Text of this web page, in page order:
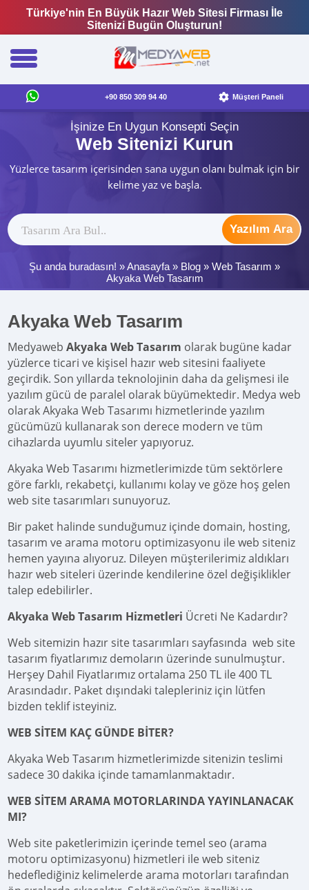
Türkiye'nin En Büyük Hazır Web Sitesi Firması İle
Sitenizi Bugün Oluşturun!
+90 850 309 94 40 Müşteri Paneli
İşinize En Uygun Konsepti Seçin
Web Sitenizi Kurun
Yüzlerce tasarım içerisinden sana uygun olanı bulmak için bir
kelime yaz ve başla.
Yazılım Ara
Şu anda buradasın! »Anasayfa » Blog » Web Tasarım »
Akyaka Web Tasarım
Akyaka Web Tasarım
MedyawebAkyaka Web Tasarım olarak bugüne kadar
yüzlerce ticari ve kişisel hazır web sitesini faaliyete
geçirdik. Son yıllarda teknolojinin daha da gelişmesi ile
yazılım gücü de paralel olarak büyümektedir. Medya web
olarak Akyaka Web Tasarımı hizmetlerinde yazılım
gücümüzü kullanarak son derece modern ve tüm
cihazlarda uyumlu siteler yapıyoruz.
Akyaka Web Tasarımı hizmetlerimizde tüm sektörlere
göre farklı, rekabetçi, kullanımı kolay ve göze hoş gelen
web site tasarımları sunuyoruz.
Bir paket halinde sunduğumuz içinde domain, hosting,
tasarım ve arama motoru optimizasyonu ile web siteniz
hemen yayına alıyoruz. Dileyen müşterilerimiz aldıkları
hazır web siteleri üzerinde kendilerine özel değişiklikler
talep edebilirler.
Akyaka Web Tasarım Hizmetleri Ücreti Ne Kadardır?
Web sitemizin hazır site tasarımları sayfasında web site
tasarım fiyatlarımız demoların üzerinde sunulmuştur.
Herşey Dahil Fiyatlarımız ortalama 250 TL ile 400 TL
Arasındadır. Paket dışındaki talepleriniz için lütfen
bizden teklif isteyiniz.
WEB SİTEM KAÇ GÜNDE BİTER?
Akyaka Web Tasarım hizmetlerimizde sitenizin teslimi
sadece 30 dakika içinde tamamlanmaktadır.
WEB SİTEM ARAMA MOTORLARINDA YAYINLANACAK
MI?
Web site paketlerimizin içerinde temel seo (arama
motoru optimizasyonu) hizmetleri ile web siteniz
hedeflediğiniz kelimelerde arama motorları tarafından